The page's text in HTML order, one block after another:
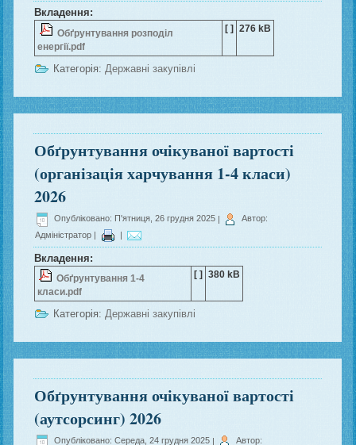
Вкладення:
Обґрунтування розподіл
енергії.pdf
[ ] 276 kB
Категорія: Державні закупівлі
Обґрунтування очікуваної вартості
(організація харчування 1-4 класи)
2026
Опубліковано: П'ятниця, 26 грудня 2025 |
Автор:
Адміністратор | |
Вкладення:
Обґрунтування 1-4
класи.pdf
[ ] 380 kB
Категорія: Державні закупівлі
Обґрунтування очікуваної вартості
(аутсорсинг) 2026
Опубліковано: Середа, 24 грудня 2025 |
Автор: